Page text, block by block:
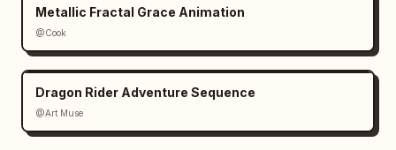
Metallic Fractal Grace Animation
@Cook
Dragon Rider Adventure Sequence
@Art Muse